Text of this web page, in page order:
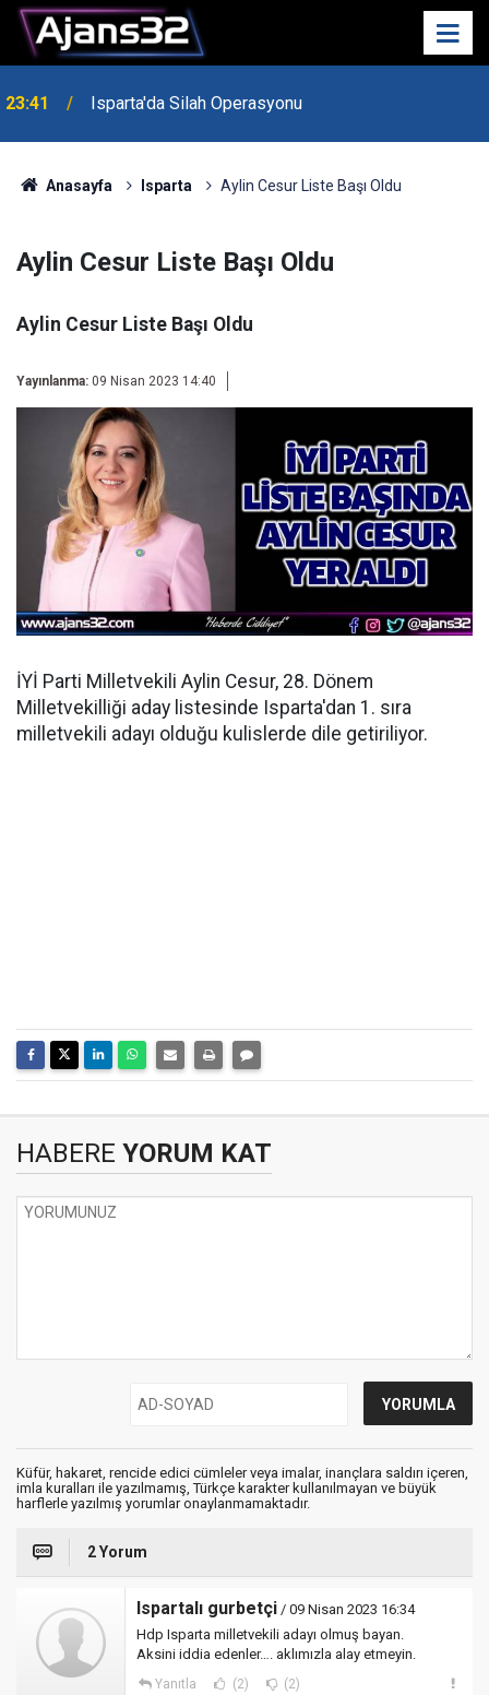
23:41 Isparta'da Silah Operasyonu
Anasayfa Isparta Aylin Cesur Liste Başı Oldu
Aylin Cesur Liste Başı Oldu
Aylin Cesur Liste Başı Oldu
Yayınlanma: 09 Nisan 2023 14:40
İYİ Parti Milletvekili Aylin Cesur, 28. Dönem
Milletvekilliği aday listesinde Isparta'dan 1. sıra
milletvekili adayı olduğu kulislerde dile getiriliyor.
HABERE YORUM KAT
Küfür, hakaret, rencide edici cümleler veya imalar, inançlara saldırı içeren,
imla kuralları ile yazılmamış, Türkçe karakter kullanılmayan ve büyük
harflerle yazılmış yorumlar onaylanmamaktadır.
2 Yorum
Ispartalı gurbetçi / 09 Nisan 2023 16:34
Hdp Isparta milletvekili adayı olmuş bayan.
Aksini iddia edenler…. aklımızla alay etmeyin.
Yanıtla (2) (2)